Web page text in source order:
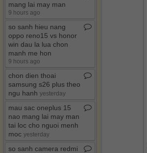
mang lai may man
9 hours ago
so sanh hieu nang
oppo reno15 vs honor
win dau la lua chon
manh me hon
9 hours ago
chon dien thoai
samsung s26 plus theo
ngu hanh yesterday
mau sac oneplus 15
nao mang lai may man
tai loc cho nguoi menh
moc yesterday
so sanh camera redmi